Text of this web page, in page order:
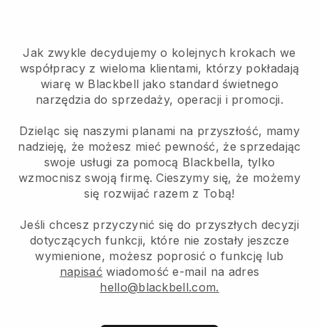
Jak zwykle decydujemy o kolejnych krokach we
współpracy z wieloma klientami, którzy pokładają
wiarę w Blackbell jako standard świetnego
narzędzia do sprzedaży, operacji i promocji.
Dzieląc się naszymi planami na przyszłość, mamy
nadzieję, że możesz mieć pewność, że sprzedając
swoje usługi za pomocą Blackbella, tylko
wzmocnisz swoją firmę. Cieszymy się, że możemy
się rozwijać razem z Tobą!
Jeśli chcesz przyczynić się do przyszłych decyzji
dotyczących funkcji, które nie zostały jeszcze
wymienione, możesz poprosić o funkcję lub
napisać wiadomość e-mail na adres
hello@blackbell.com.